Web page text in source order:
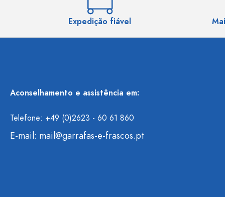
Expedição fiável
Aconselhamento e assistência em:
Telefone: +49 (0)2623 - 60 61 860
E-mail: mail@garrafas-e-frascos.pt